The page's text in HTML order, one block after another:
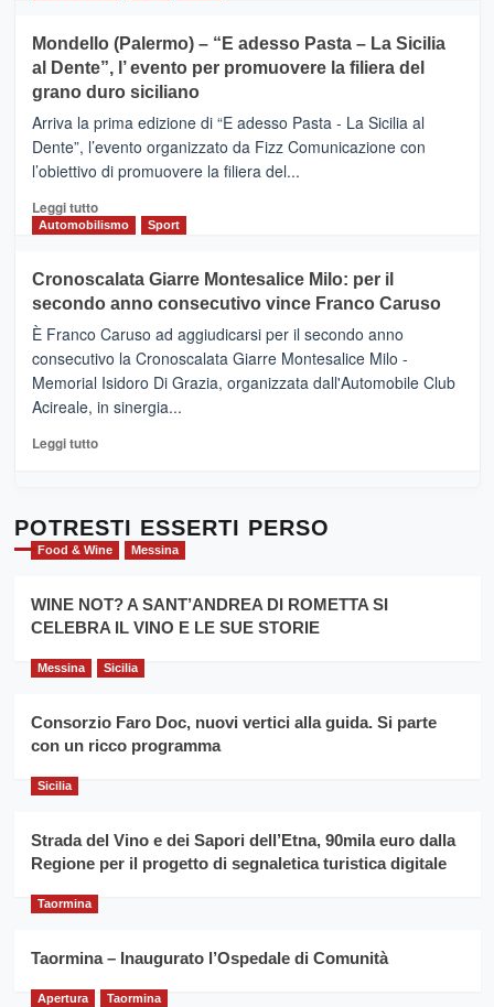
e
messaggi
di
CASTIGLIONE
DI
SICILIA
(Ct)
–
Il
Borgo
Gusto,
il
tra
sapori
vicoli
medievali
Mondello (Palermo) – “E adesso Pasta – La Sicilia
al Dente”, l’ evento per promuovere la filiera del
grano duro siciliano
Arriva la prima edizione di “E adesso Pasta - La Sicilia al
Dente”, l’evento organizzato da Fizz Comunicazione con
l’obiettivo di promuovere la filiera del...
Leggi tuttoLeggi
di
Mondello
(Palermo)
–
“E
adesso
Pasta
–
Sicilia
l’
evento
per
la
filiera
grano
Automobilismo Sport
Cronoscalata Giarre Montesalice Milo: per il
secondo anno consecutivo vince Franco Caruso
È Franco Caruso ad aggiudicarsi per il secondo anno
consecutivo la Cronoscalata Giarre Montesalice Milo -
Memorial Isidoro Di Grazia, organizzata dall'Automobile Club
Acireale, in sinergia...
Leggi tuttoLeggi
Cronoscalata
Giarre
Montesalice
per
il
anno
Franco
Caruso
POTRESTI ESSERTI PERSO
Food & Wine Messina
WINE NOT? A SANT’ANDREA DI ROMETTA SI
CELEBRA IL VINO E LE SUE STORIE
Messina Sicilia
Consorzio Faro Doc, nuovi vertici alla guida. Si parte
con un ricco programma
Sicilia
Strada del Vino e dei Sapori dell’Etna, 90mila euro dalla
Regione per il progetto di segnaletica turistica digitale
Taormina
Taormina – Inaugurato l’Ospedale di Comunità
Apertura Taormina